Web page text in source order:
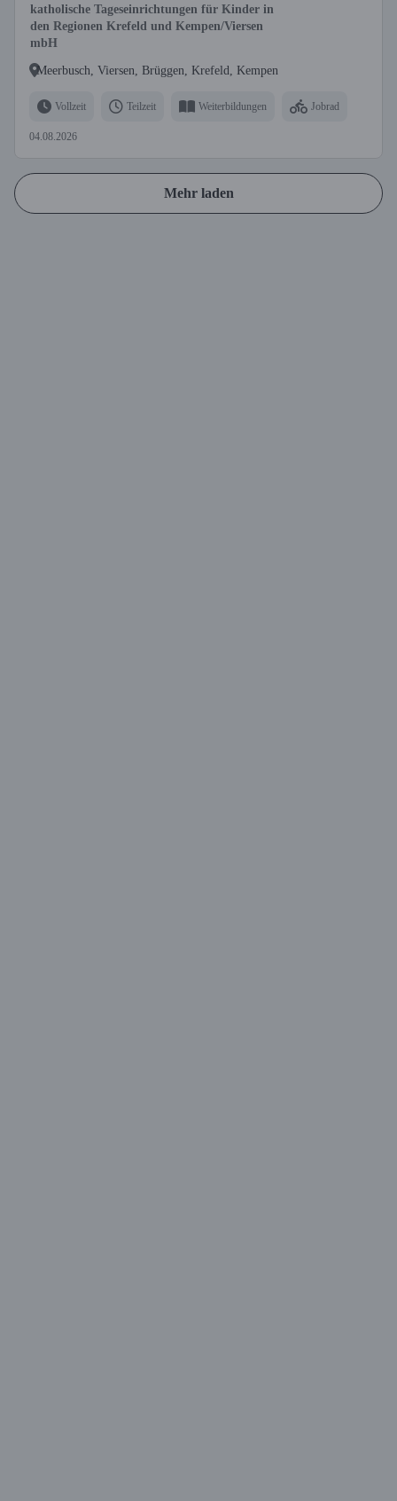
katholische Tageseinrichtungen für Kinder in
den Regionen Krefeld und Kempen/Viersen
mbH
Meerbusch, Viersen, Brüggen, Krefeld, Kempen
Vollzeit Teilzeit Weiterbildungen Jobrad
04.08.2026
Mehr laden